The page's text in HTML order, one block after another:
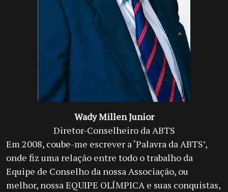
Wady Millen Junior
Diretor-Conselheiro daABTS
Em 2008, coube-me escrever a ‘Palavra da ABTS’,
onde fiz uma relação entre todo o trabalho da
Equipe de Conselho da nossa Associação, ou
melhor, nossa EQUIPE OLÍMPICA e suas conquistas,